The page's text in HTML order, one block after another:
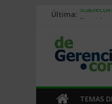
Última:
Trabajo
Mercado
TEMAS